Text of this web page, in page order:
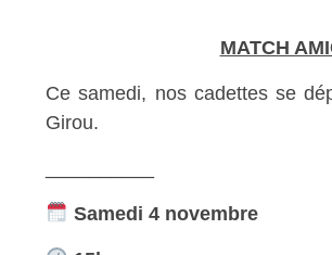
MATCH
Ce samedi, nos cadettes se
Girou.
Samedi 4 novembre